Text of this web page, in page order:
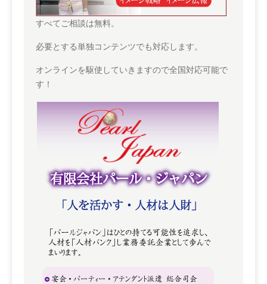
すべてご相談は無料。
必要とする単独コンテンツでも対応します。
オンラインを駆使していきますので全国対応可能で
す！